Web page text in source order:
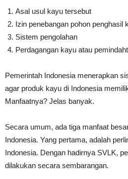
Asal usul kayu tersebut
Izin penebangan pohon penghasil
Sistem pengolahan
Perdagangan kayu atau
Pemerintah Indonesia menerapkan
agar produk kayu di Indonesia
Manfaatnya? Jelas banyak.
Secara umum, ada tiga manfaat
Indonesia. Yang pertama, adalah
Indonesia. Dengan hadirnya SVLK,
dilakukan secara sembarangan.